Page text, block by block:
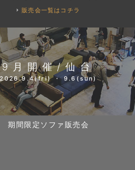
販売会一覧はコチラ
9月開催/仙台
2026.9.4(fri) ・ 9.6(sun)
期間限定ソファ販売会